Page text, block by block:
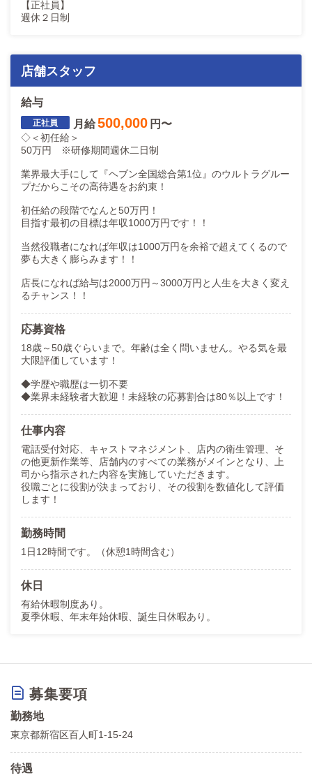
・イベント同行撮影
・写真クオリティ向上の提案
技術とコミュニケーション力が求められます。
広告部は
「数字理解力」「改善思考」「実行力」が評価基準です。
成果は明確に評価へ反映されます。
【正社員】
週休２日制
店舗スタッフ
給与
月給500,000 円〜
◇＜初任給＞
50万円 ※研修期間週休二日制
業界最大手にして『ヘブン全国総合第1位』のウルトラグルー
プだからこその高待遇をお約束！
初任給の段階でなんと50万円！
目指す最初の目標は年収1000万円です！！
当然役職者になれば年収は1000万円を余裕で超えてくるので
夢も大きく膨らみます！！
店長になれば給与は2000万円～3000万円と人生を大きく変え
るチャンス！！
応募資格
18歳～50歳ぐらいまで。年齢は全く問いません。やる気を最
大限評価しています！
◆学歴や職歴は一切不要
◆業界未経験者大歓迎！未経験の応募割合は80％以上です！
仕事内容
電話受付対応、キャストマネジメント、店内の衛生管理、そ
の他更新作業等、店舗内のすべての業務がメインとなり、上
司から指示された内容を実施していただきます。
役職ごとに役割が決まっており、その役割を数値化して評価
します！
勤務時間
1日12時間です。（休憩1時間含む）
休日
有給休暇制度あり。
夏季休暇、年末年始休暇、誕生日休暇あり。
募集要項
勤務地
東京都新宿区百人町1-15-24
待遇